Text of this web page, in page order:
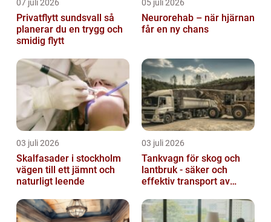
07 juli 2026
Privatflytt sundsvall så
planerar du en trygg och
smidig flytt
05 juli 2026
Neurorehab – när hjärnan
får en ny chans
03 juli 2026
Skalfasader i stockholm
vägen till ett jämnt och
naturligt leende
03 juli 2026
Tankvagn för skog och
lantbruk - säker och
effektiv transport av